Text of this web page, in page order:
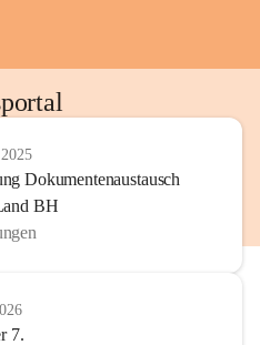
Dokumentenaustausch
BH
7.